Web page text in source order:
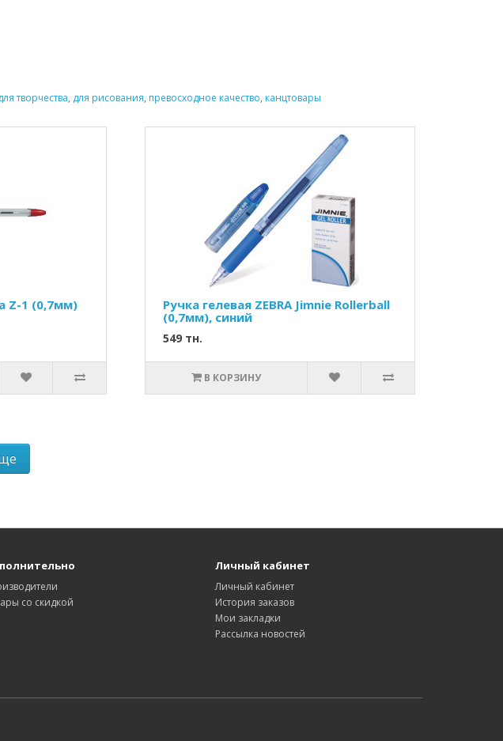
творчества, для рисования, превосходное качество, канцтовары
Z-1 (0,7мм)
Ручка гелевая ZEBRA Jimnie Rollerball
(0,7мм), синий
549 тн.
В КОРЗИНУ
со скидкой
Личный кабинет
Личный кабинет
История заказов
Мои закладки
Рассылка новостей